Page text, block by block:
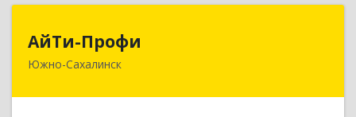
АйТи-Профи
Южно-Сахалинск693023, Сахалинская обл, город Южно-